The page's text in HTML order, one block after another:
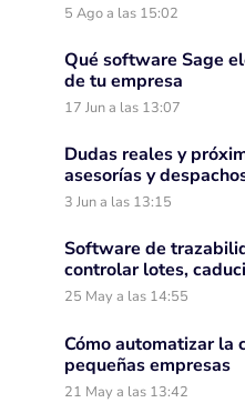
5 Ago a las 15:02
Qué software Sage
de tu empresa
17 Jun a las 13:07
Dudas reales y
asesorías y
3 Jun a las 13:15
Software de
controlar lotes,
25 May a las 14:55
Cómo automatizar la
pequeñas empresas
21 May a las 13:42